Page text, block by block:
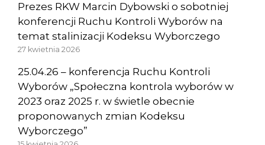
Prezes RKW Marcin Dybowski o sobotniej
konferencji Ruchu Kontroli Wyborów na
temat stalinizacji Kodeksu Wyborczego
27 kwietnia 2026
25.04.26 – konferencja Ruchu Kontroli
Wyborów „Społeczna kontrola wyborów w
2023 oraz 2025 r. w świetle obecnie
proponowanych zmian Kodeksu
Wyborczego”